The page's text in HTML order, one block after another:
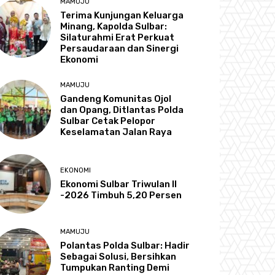
Terima Kunjungan Keluarga
Minang, Kapolda Sulbar:
Silaturahmi Erat Perkuat
Persaudaraan dan Sinergi
Ekonomi
MAMUJU
Gandeng Komunitas Ojol
dan Opang, Ditlantas Polda
Sulbar Cetak Pelopor
Keselamatan Jalan Raya
EKONOMI
Ekonomi Sulbar Triwulan II
-2026 Timbuh 5,20 Persen
MAMUJU
Polantas Polda Sulbar: Hadir
Sebagai Solusi, Bersihkan
Tumpukan Ranting Demi